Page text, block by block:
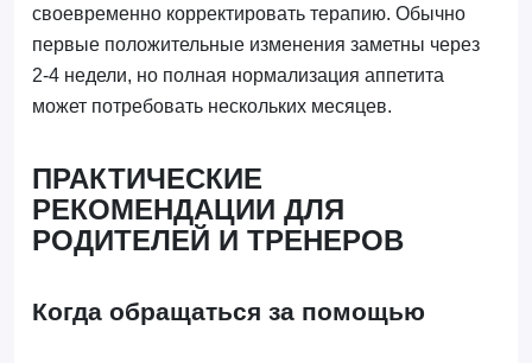
своевременно корректировать терапию. Обычно
первые положительные изменения заметны через
2-4 недели, но полная нормализация аппетита
может потребовать нескольких месяцев.
ПРАКТИЧЕСКИЕ
РЕКОМЕНДАЦИИ ДЛЯ
РОДИТЕЛЕЙ И ТРЕНЕРОВ
Когда обращаться за помощью